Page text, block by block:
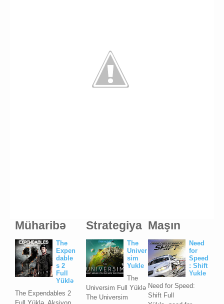
Müharibə
The
Expen
dable
s 2
Full
Yüklə
The Expendables 2
Maşın
Need
for
Speed
: Shift
Yukle
Need for Speed:
Shift Full
Strategiya
The
Univer
sim
Yukle
The
Universim Full Yüklə
The Universim